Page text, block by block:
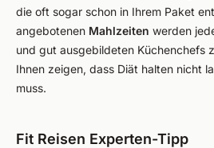
die oft sogar schon in Ihrem Paket
angebotenen Mahlzeiten werden
und gut ausgebildeten Küchenchefs
Ihnen zeigen, dass Diät halten nicht
muss.
Fit Reisen Experten-Tipp